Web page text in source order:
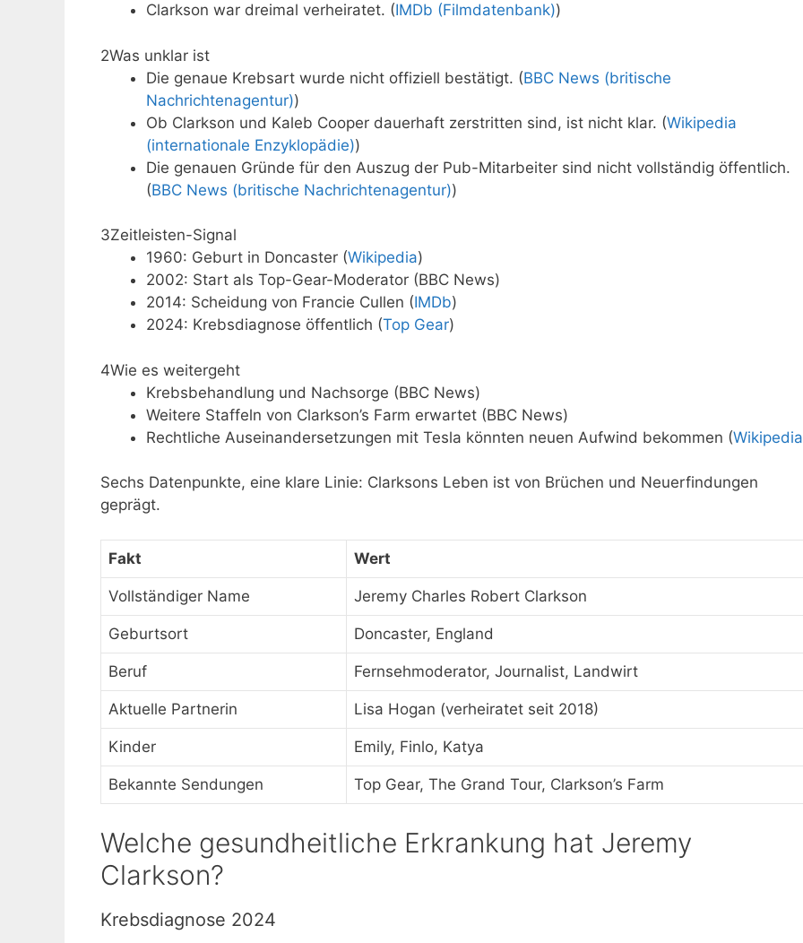
Clarkson war dreimal verheiratet. (IMDb (Filmdatenbank))
2Was unklar ist
Die genaue Krebsart wurde nicht offiziell bestätigt. (BBC News (britische
Nachrichtenagentur))
Ob Clarkson und Kaleb Cooper dauerhaft zerstritten sind, ist nicht klar. (Wikipedia
(internationale Enzyklopädie))
Die genauen Gründe für den Auszug der Pub-Mitarbeiter sind nicht vollständig öffentlich.
(BBC News (britische Nachrichtenagentur))
3Zeitleisten-Signal
1960: Geburt in Doncaster (Wikipedia)
2002: Start als Top-Gear-Moderator (BBC News)
2014: Scheidung von Francie Cullen (IMDb)
2024: Krebsdiagnose öffentlich (Top Gear)
4Wie es weitergeht
Krebsbehandlung und Nachsorge (BBC News)
Weitere Staffeln von Clarkson’s Farm erwartet (BBC News)
Rechtliche Auseinandersetzungen mit Tesla könnten neuen Aufwind bekommen (Wikipedia
Sechs Datenpunkte, eine klare Linie: Clarksons Leben ist von Brüchen und Neuerfindungen
geprägt.
Fakt Wert
Vollständiger Name Jeremy Charles Robert Clarkson
Geburtsort Doncaster, England
Beruf Fernsehmoderator, Journalist, Landwirt
Aktuelle Partnerin Lisa Hogan (verheiratet seit 2018)
Kinder Emily, Finlo, Katya
Bekannte Sendungen Top Gear, The Grand Tour, Clarkson’s Farm
Welche gesundheitliche Erkrankung hat Jeremy
Clarkson?
Krebsdiagnose 2024